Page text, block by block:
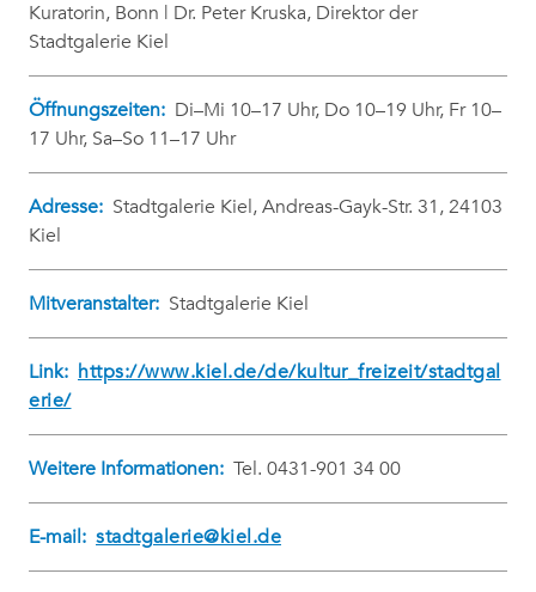
Kuratorin, Bonn | Dr. Peter Kruska, Direktor der
Stadtgalerie Kiel
Öffnungszeiten: Di–Mi 10–17 Uhr, Do 10–19 Uhr, Fr 10–
17 Uhr, Sa–So 11–17 Uhr
Adresse: Stadtgalerie Kiel, Andreas-Gayk-Str. 31, 24103
Kiel
Mitveranstalter: Stadtgalerie Kiel
Link: https://www.kiel.de/de/kultur_freizeit/stadtgal
erie/
Weitere Informationen: Tel. 0431-901 34 00
E-mail: stadtgalerie@kiel.de